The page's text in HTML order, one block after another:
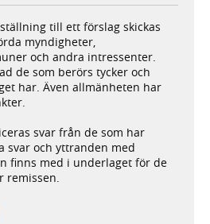
till ett förslag skickas
myndigheter,
och andra intressenter.
de som berörs tycker och
har. Även allmänheten har
svar från de som har
svar och yttranden med
finns med i underlaget för de
remissen.